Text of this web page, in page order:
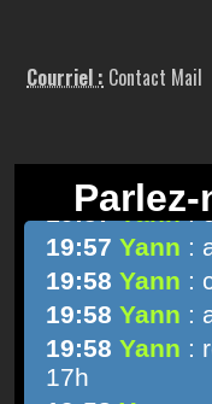
Courriel : Contact Mail